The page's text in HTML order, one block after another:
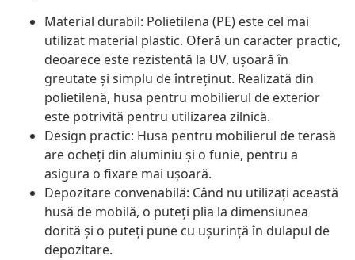
Material durabil: Polietilena (PE) este cel mai
utilizat material plastic. Oferă un caracter practic,
deoarece este rezistentă la UV, ușoară în
greutate și simplu de întreținut. Realizată din
polietilenă, husa pentru mobilierul de exterior
este potrivită pentru utilizarea zilnică.
Design practic: Husa pentru mobilierul de terasă
are ocheți din aluminiu și o funie, pentru a
asigura o fixare mai ușoară.
Depozitare convenabilă: Când nu utilizați această
husă de mobilă, o puteți plia la dimensiunea
dorită și o puteți pune cu ușurință în dulapul de
depozitare.